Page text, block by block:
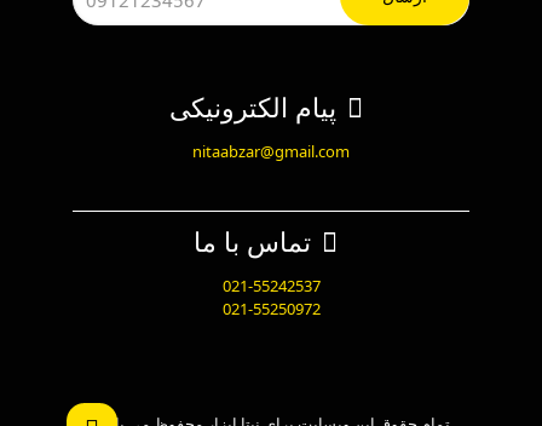
پیام الکترونیکی
nitaabzar@gmail.com
تماس با ما
021-55242537
021-55250972